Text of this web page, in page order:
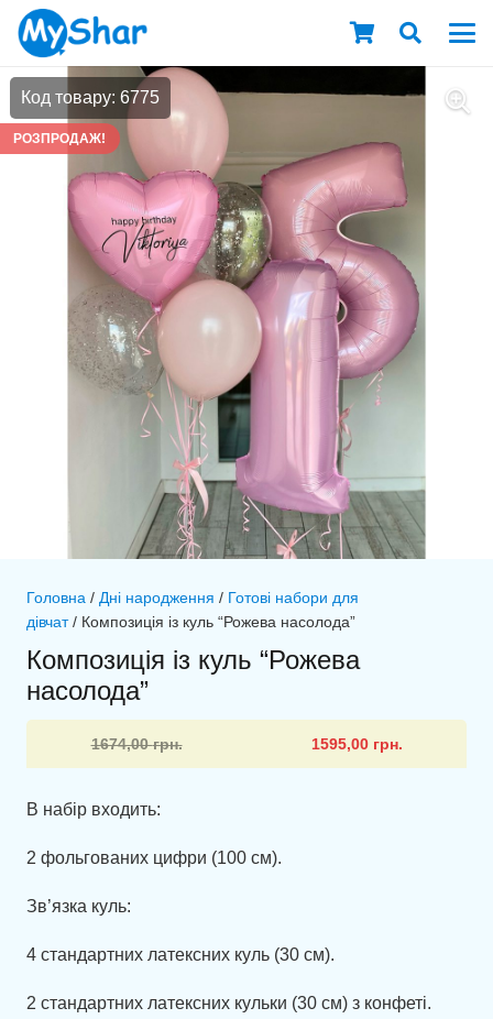
Код товару: 6775
РОЗПРОДАЖ!
Головна / Дні народження / Готові набори для
дівчат/ Композиція із куль “Рожева насолода”
Композиція із куль “Рожева
насолода”
1674,00грн.
Оригінальна
ціна:
1674,00 грн..
1595,00 грн.
Поточна
ціна:
1595,00 грн..
В набір входить:
2 фольгованих цифри (100 см).
Зв’язка куль:
4 стандартних латексних куль (30 см).
2 стандартних латексних кульки (30 см) з конфеті.